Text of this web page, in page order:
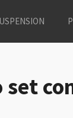
set